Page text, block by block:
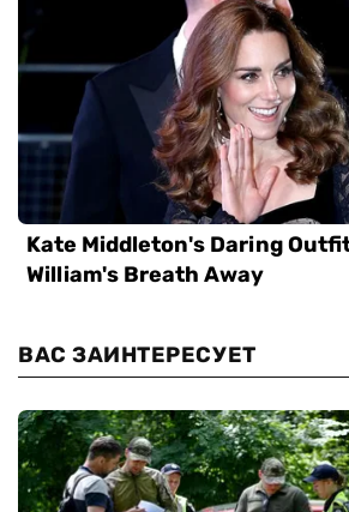
ВАС ЗАИНТЕРЕСУЕТ